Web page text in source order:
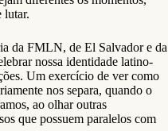
lutar.
da FMLN, de El Salvador e da
nossa identidade latino-
Um exercício de ver como
nos separa, quando o
ao olhar outras
que possuem paralelos com